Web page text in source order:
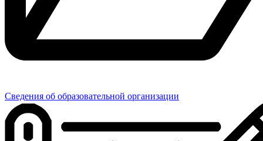
Сведения об образовательной организации